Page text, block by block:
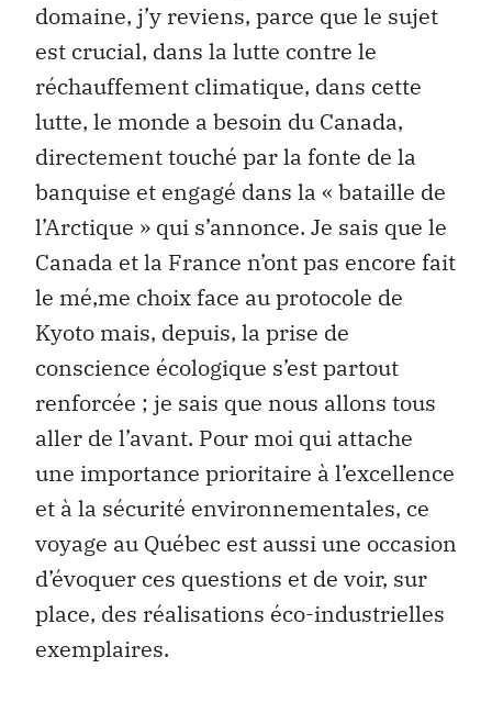
domaine, j’y reviens, parce que le sujet
est crucial, dans la lutte contre le
réchauffement climatique, dans cette
lutte, le monde a besoin du Canada,
directement touché par la fonte de la
banquise et engagé dans la « bataille de
l’Arctique » qui s’annonce. Je sais que le
Canada et la France n’ont pas encore fait
le mé‚me choix face au protocole de
Kyoto mais, depuis, la prise de
conscience écologique s’est partout
renforcée ; je sais que nous allons tous
aller de l’avant. Pour moi qui attache
une importance prioritaire à l’excellence
et à la sécurité environnementales, ce
voyage au Québec est aussi une occasion
d’évoquer ces questions et de voir, sur
place, des réalisations éco-industrielles
exemplaires.